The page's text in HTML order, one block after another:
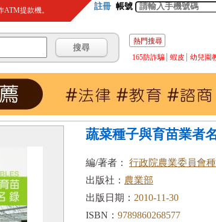
提款機。 註冊 帳號
熱門搜尋
165防詐騙
蝦皮 幼兒園
蔬菜種子與育苗業者
編/著者： 行政院農業委員會
出版社： 農業部
出版日期： 2010-11-30
ISBN： 9789860268577